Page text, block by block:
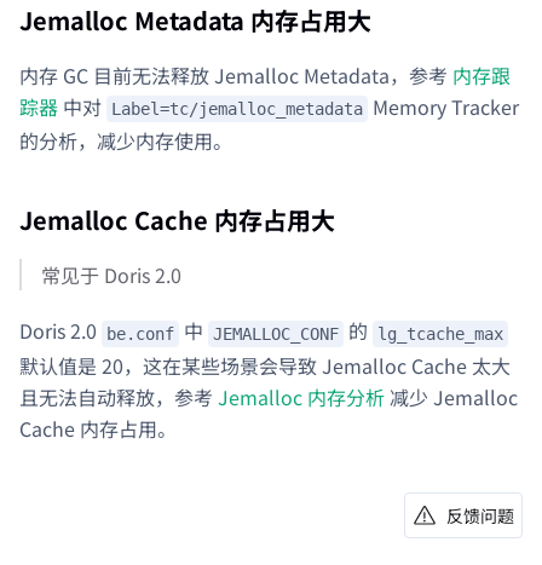
Jemalloc Metadata 内存占用大
内存 GC 目前无法释放 Jemalloc Metadata，参考 内存跟
踪器 中对 Label=tc/jemalloc_metadata Memory Tracker
的分析，减少内存使用。
Jemalloc Cache 内存占用大
常见于 Doris 2.0
Doris 2.0
be.conf 中 JEMALLOC_CONF 的 lg_tcache_max
默认值是 20，这在某些场景会导致 Jemalloc Cache 太大
且无法自动释放，参考 Jemalloc 内存分析减少 Jemalloc
Cache 内存占用。
反馈问题